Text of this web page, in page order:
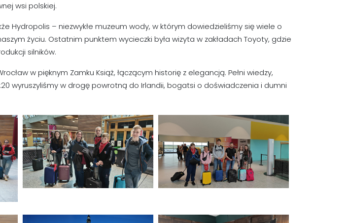
wsi polskiej.
Hydropolis – niezwykłe muzeum wody, w którym dowiedzieliśmy się wiele o
życiu. Ostatnim punktem wycieczki była wizyta w zakładach Toyoty, gdzie
silników.
w pięknym Zamku Książ, łączącym historię z elegancją. Pełni wiedzy,
wyruszyliśmy w drogę powrotną do Irlandii, bogatsi o doświadczenia i dumni